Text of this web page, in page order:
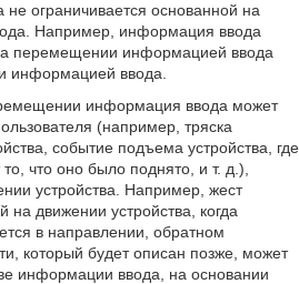
ограничивается основанной на
Например, информация ввода
перемещении информацией ввода
информацией ввода.
информация ввода может
(например, тряска
событие подъема устройства, где
что оно было поднято, и т. д.),
устройства. Например, жест
на движении устройства, когда
в направлении, обратном
который будет описан позже, может
информации ввода, на основании